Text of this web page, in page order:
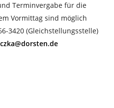
Terminvergabe für die
Vormittag sind möglich
3420 (Gleichstellungsstelle)